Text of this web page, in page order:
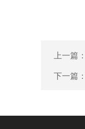
上一篇
下一篇